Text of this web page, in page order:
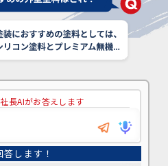
社長AIがお答えします